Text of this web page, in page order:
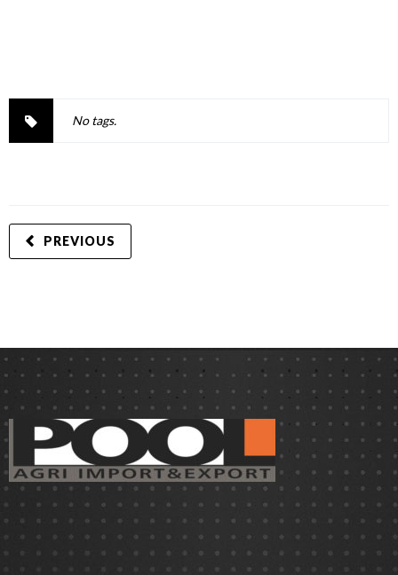
No tags.
PREVIOUS